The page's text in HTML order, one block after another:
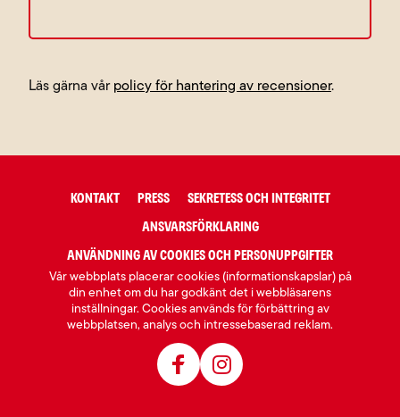
Läs gärna vår policy för hantering av recensioner.
KONTAKT PRESS
SEKRETESS OCH INTEGRITET
ANSVARSFÖRKLARING
ANVÄNDNING AV COOKIES OCH PERSONUPPGIFTER
Vår webbplats placerar cookies (informationskapslar) på
din enhet om du har godkänt det i webbläsarens
inställningar. Cookies används för förbättring av
webbplatsen, analys och intressebaserad reklam.